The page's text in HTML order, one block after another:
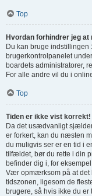
Top
Hvordan forhindrer jeg
Du kan bruge indstillingen
brugerkontrolpanelet
boardets administratorer,
For alle andre vil du i
Top
Tiden er ikke vist korrekt!
Da det usædvanligt
er forkert, kan du næsten
du muligvis ser er en tid i
tilfældet, bør du rette i din
befinder dig i, for
Vær opmærksom på at det
tidszonen, ligesom de
brugere, så hvis ikke du er